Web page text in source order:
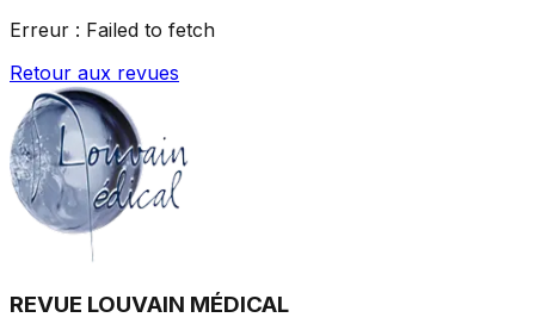
Erreur : Failed to fetch
Retour aux revues
REVUE LOUVAIN MÉDICAL